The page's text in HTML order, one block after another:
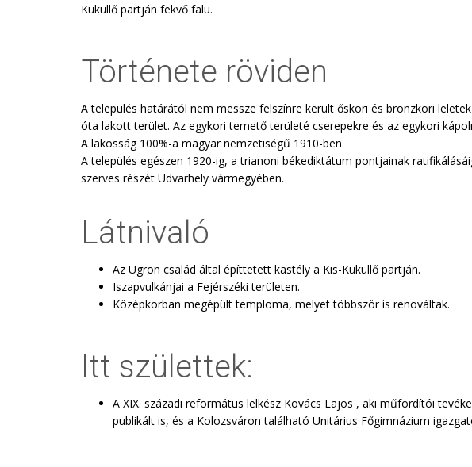
Küküllő partján fekvő falu.
Története röviden
A település határától nem messze felszínre került őskori és bronzkori
óta lakott terület. Az egykori temető területé cserepekre és az egykori
A lakosság 100%-a magyar nemzetiségű 1910-ben.
A település egészen 1920-ig, a trianoni békediktátum pontjainak
szerves részét Udvarhely vármegyében.
Látnivaló
Az Ugron család által építtetett kastély a Kis-Küküllő partján.
Iszapvulkánjai a Fejérszéki területen.
Középkorban megépült temploma, melyet többször is renováltak.
Itt születtek:
A XIX. századi református lelkész Kovács Lajos , aki műfordítói
publikált is, és a Kolozsváron található Unitárius Főgimnázium